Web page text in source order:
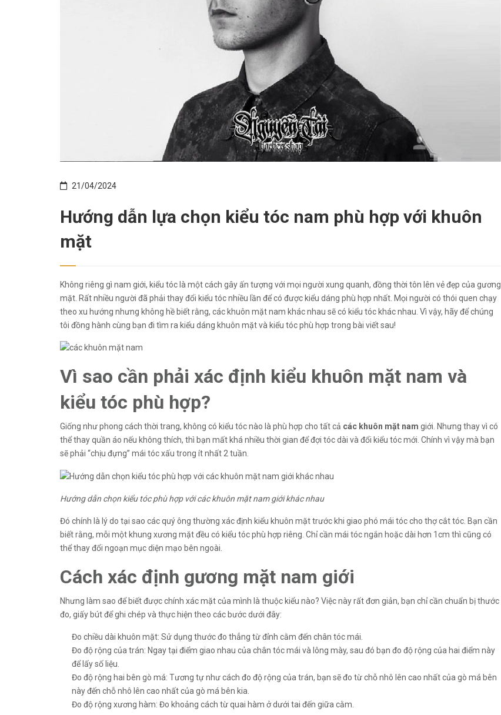
21/04/2024
Hướng dẫn lựa chọn kiểu tóc nam phù hợp với khuôn
mặt
Không riêng gì nam giới, kiểu tóc là một cách gây ấn tượng với mọi người xung quanh, đồng thời tôn lên vẻ đẹp của gương
mặt. Rất nhiều người đã phải thay đổi kiểu tóc nhiều lần để có được kiểu dáng phù hợp nhất. Mọi người có thói quen chạy
theo xu hướng nhưng không hề biết rằng, các khuôn mặt nam khác nhau sẽ có kiểu tóc khác nhau. Vì vậy, hãy để chúng
tôi đồng hành cùng bạn đi tìm ra kiểu dáng khuôn mặt và kiểu tóc phù hợp trong bài viết sau!
Vì sao cần phải xác định kiểu khuôn mặt nam và
kiểu tóc phù hợp?
Giống như phong cách thời trang, không có kiểu tóc nào là phù hợp cho tất cả các khuôn mặt nam giới. Nhưng thay vì có
thể thay quần áo nếu không thích, thì bạn mất khá nhiều thời gian để đợi tóc dài và đổi kiểu tóc mới. Chính vì vậy mà bạn
sẽ phải “chịu đựng” mái tóc xấu trong ít nhất 2 tuần.
Hướng dẫn chọn kiểu tóc phù hợp với các khuôn mặt nam giới khác nhau
Đó chính là lý do tại sao các quý ông thường xác định kiểu khuôn mặt trước khi giao phó mái tóc cho thợ cắt tóc. Bạn cần
biết rằng, mỗi một khung xương mặt đều có kiểu tóc phù hợp riêng. Chỉ cần mái tóc ngắn hoặc dài hơn 1cm thì cũng có
thể thay đổi ngoạn mục diện mạo bên ngoài.
Cách xác định gương mặt nam giới
Nhưng làm sao để biết được chính xác mặt của mình là thuộc kiểu nào? Việc này rất đơn giản, bạn chỉ cần chuẩn bị thước
đo, giấy bút để ghi chép và thực hiện theo các bước dưới đây:
Đo chiều dài khuôn mặt: Sử dụng thước đo thẳng từ đỉnh cằm đến chân tóc mái.
Đo độ rộng của trán: Ngay tại điểm giao nhau của chân tóc mái và lông mày, sau đó bạn đo độ rộng của hai điểm này
để lấy số liệu.
Đo độ rộng hai bên gò má: Tương tự như cách đo độ rộng của trán, bạn sẽ đo từ chỗ nhô lên cao nhất của gò má bên
này đến chỗ nhô lên cao nhất của gò má bên kia.
Đo độ rộng xương hàm: Đo khoảng cách từ quai hàm ở dưới tai đến giữa cằm.